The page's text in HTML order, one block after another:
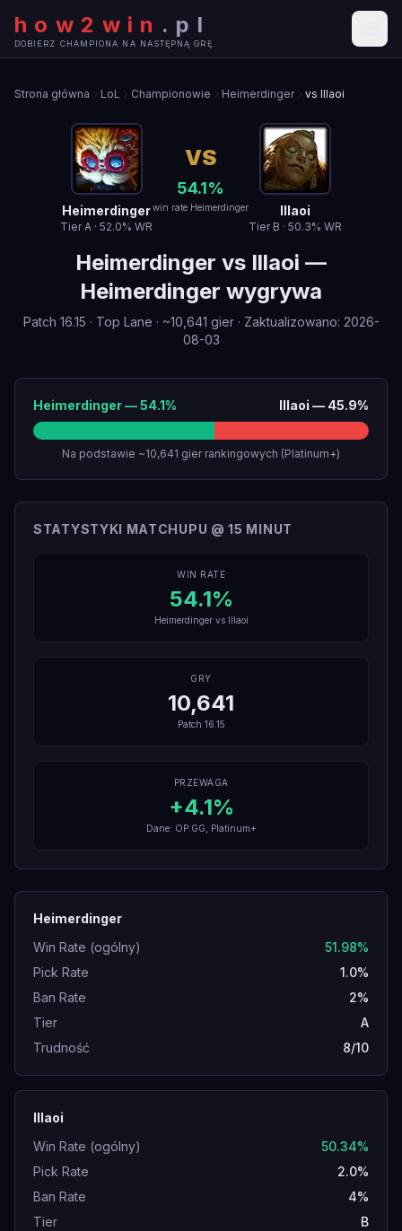
how2win . pl
DOBIERZ CHAMPIONA NA NASTĘPNĄ GRĘ
Strona główna LoL Championowie Heimerdinger vs Illaoi
Heimerdinger
TierA · 52.0% WR
VS
54.1%
win rate Heimerdinger Illaoi
Tier B · 50.3% WR
Heimerdinger vs Illaoi —
Heimerdinger wygrywa
Patch 16.15 · Top Lane · ~10,641 gier· Zaktualizowano: 2026-
08-03
Heimerdinger—54.1% Illaoi — 45.9%
Na podstawie ~10,641 gier rankingowych (Platinum+)
STATYSTYKI MATCHUPU @ 15 MINUT
WIN RATE
54.1%
Heimerdingervs Illaoi
GRY
10,641
Patch 16.15
PRZEWAGA
+4.1%
Dane: OP.GG, Platinum+
Heimerdinger
Win Rate (ogólny)
51.98%
Pick Rate
1.0%
Ban Rate
2%
Tier
A
Trudność
8/10
Illaoi
Win Rate (ogólny)
50.34%
Pick Rate
2.0%
Ban Rate
4%
Tier
B